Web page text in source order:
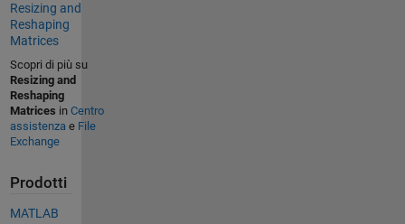
Resizing and
Reshaping
Matrices
Scopri di più su
Resizing and
Reshaping
Matrices in Centro
assistenzae File
Exchange
Prodotti
MATLAB